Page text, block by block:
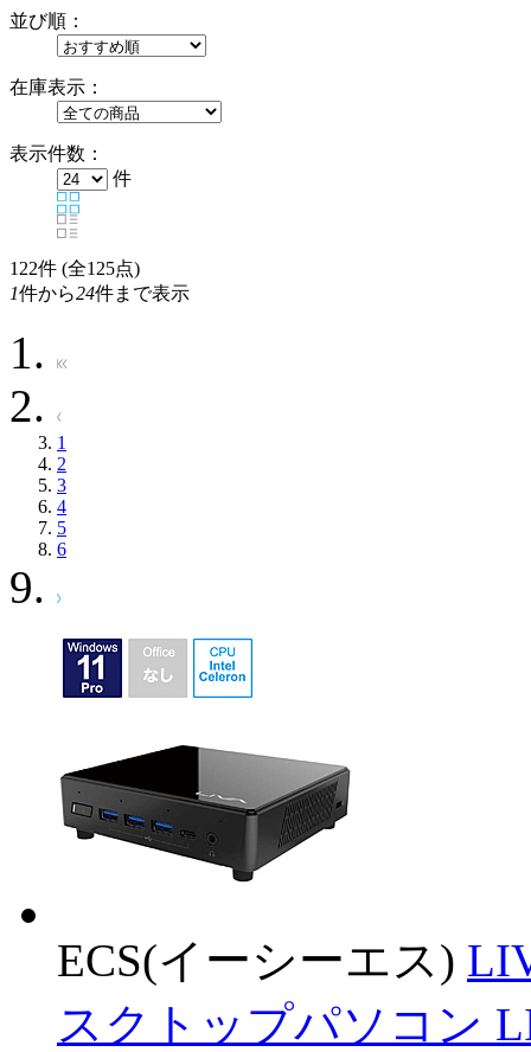
並び順：
在庫表示：
表示件数：
件
122件 (全125点)
1件から24件まで表示
1
2
3
4
5
6
ECS(イーシーエス)
スクトップパソコン